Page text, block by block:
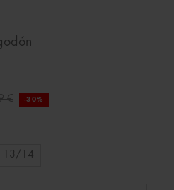
€ -30%
13/14